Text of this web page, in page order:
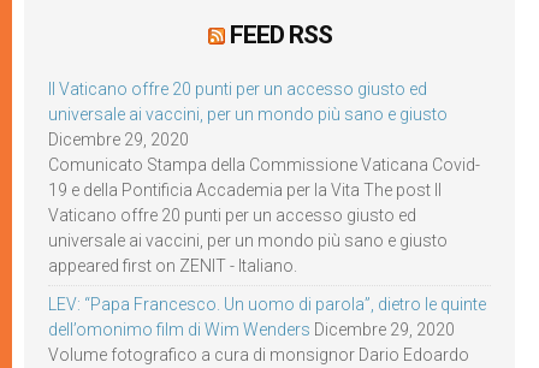
FEED RSS
Il Vaticano offre 20 punti per un accesso giusto ed
universale ai vaccini, per un mondo più sano e giusto
Dicembre 29, 2020
Comunicato Stampa della Commissione Vaticana Covid-
19 e della Pontificia Accademia per la Vita The post Il
Vaticano offre 20 punti per un accesso giusto ed
universale ai vaccini, per un mondo più sano e giusto
appeared first on ZENIT - Italiano.
LEV: “Papa Francesco. Un uomo di parola”, dietro le quinte
dell’omonimo film di Wim Wenders Dicembre 29, 2020
Volume fotografico a cura di monsignor Dario Edoardo